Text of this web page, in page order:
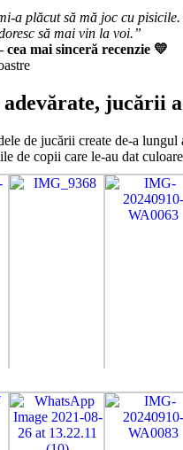
a plăcut să mă joc cu
să mai vin la voi.”
mai sinceră recenzie 💛
jucării
de jucării create de-a
de copii care le-au dat